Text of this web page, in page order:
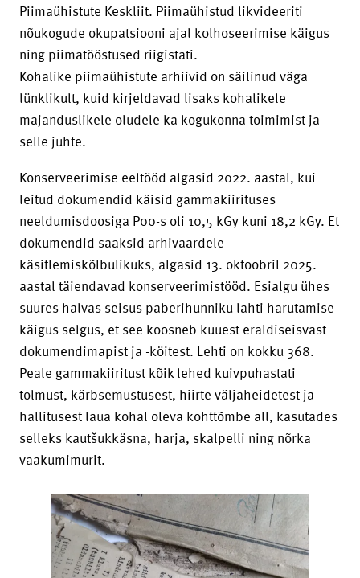
Piimaühistute Keskliit. Piimaühistud likvideeriti
nõukogude okupatsiooni ajal kolhoseerimise käigus
ning piimatööstused riigistati.
Kohalike piimaühistute arhiivid on säilinud väga
lünklikult, kuid kirjeldavad lisaks kohalikele
majanduslikele oludele ka kogukonna toimimist ja
selle juhte.
Konserveerimise eeltööd algasid 2022. aastal, kui
leitud dokumendid käisid gammakiirituses
neeldumisdoosiga P00-s oli 10,5 kGy kuni 18,2 kGy. Et
dokumendid saaksid arhivaardele
käsitlemiskõlbulikuks, algasid 13. oktoobril 2025.
aastal täiendavad konserveerimistööd. Esialgu ühes
suures halvas seisus paberihunniku lahti harutamise
käigus selgus, et see koosneb kuuest eraldiseisvast
dokumendimapist ja -köitest. Lehti on kokku 368.
Peale gammakiiritust kõik lehed kuivpuhastati
tolmust, kärbsemustusest, hiirte väljaheidetest ja
hallitusest laua kohal oleva kohttõmbe all, kasutades
selleks kautšukkäsna, harja, skalpelli ning nõrka
vaakumimurit.